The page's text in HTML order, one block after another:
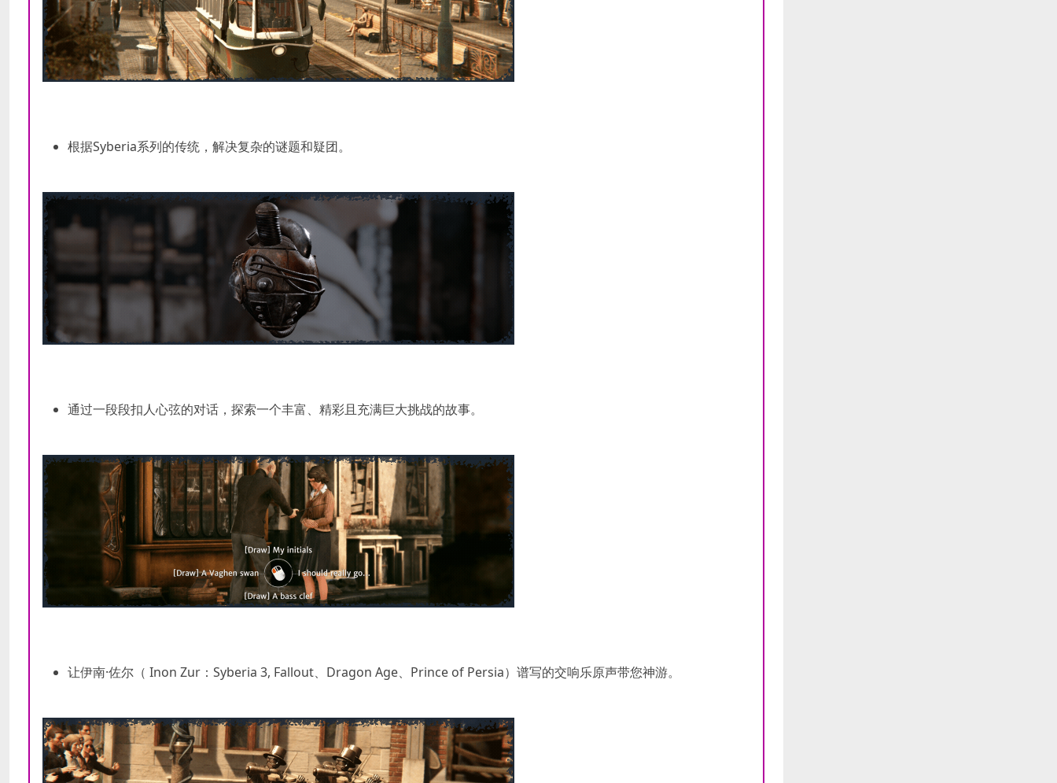
根据Syberia系列的传统，解决复杂的谜题和疑团。
通过一段段扣人心弦的对话，探索一个丰富、精彩且充满巨大挑战的故事。
让伊南·佐尔（ Inon Zur：Syberia 3, Fallout、Dragon Age、Prince of Persia）谱写的交响乐原声带您神游。